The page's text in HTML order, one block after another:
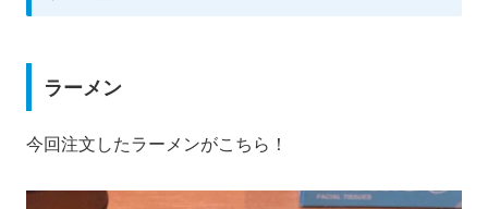
ラーメン
今回注文したラーメンがこちら！